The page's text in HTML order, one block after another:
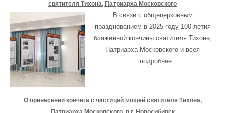
святителя Тихона, Патриарха Московского
В связи с общецерковным
празднованием в 2025 году 100-летия
блаженной кончины святителя Тихона,
Патриарха Московского и всея
...подробнее
О принесении ковчега с частицей мощей святителя Тихона,